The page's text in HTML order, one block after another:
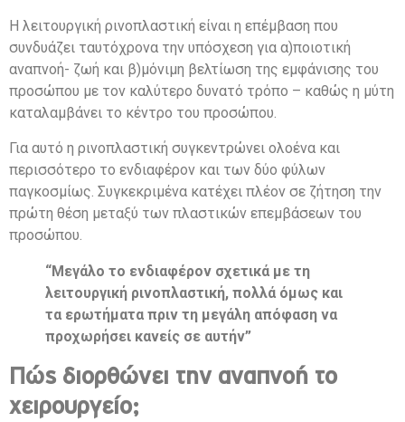
Η λειτουργική ρινοπλαστική είναι η επέμβαση που
συνδυάζει ταυτόχρονα την υπόσχεση για α)ποιοτική
αναπνοή- ζωή και β)μόνιμη βελτίωση της εμφάνισης του
προσώπου με τον καλύτερο δυνατό τρόπο – καθώς η μύτη
καταλαμβάνει το κέντρο του προσώπου.
Για αυτό η ρινοπλαστική συγκεντρώνει ολοένα και
περισσότερο το ενδιαφέρον και των δύο φύλων
παγκοσμίως. Συγκεκριμένα κατέχει πλέον σε ζήτηση την
πρώτη θέση μεταξύ των πλαστικών επεμβάσεων του
προσώπου.
“Μεγάλο το ενδιαφέρον σχετικά με τη
λειτουργική ρινοπλαστική, πολλά όμως και
τα ερωτήματα πριν τη μεγάλη απόφαση να
προχωρήσει κανείς σε αυτήν”
Πώς διορθώνει την αναπνοή το
χειρουργείο;